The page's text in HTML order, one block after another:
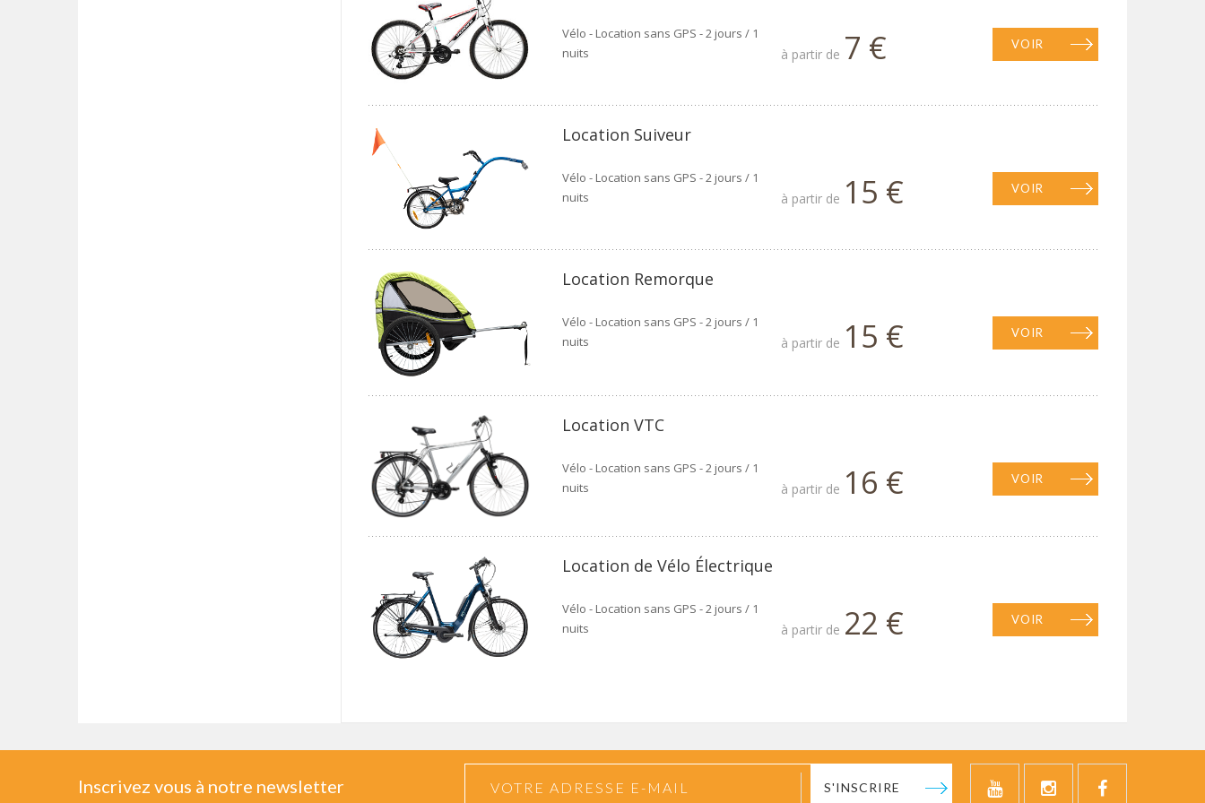
Vélo - Location sans GPS - 2 jours / 1
nuits
à partir de 7 € VOIR
Location Suiveur
Vélo - Location sans GPS - 2 jours / 1
nuits
à partir de 15 € VOIR
Location Remorque
Vélo - Location sans GPS - 2 jours / 1
nuits
à partir de 15 € VOIR
Location VTC
Vélo - Location sans GPS - 2 jours / 1
nuits
à partir de 16 € VOIR
Location de Vélo Électrique
Vélo - Location sans GPS - 2 jours / 1
nuits
à partir de 22 € VOIR
Inscrivez vous à notre newsletter S'INSCRIRE